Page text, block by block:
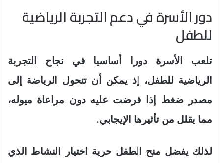
دور الأسرة في دعم التجربة الرياضية
للطفل
تلعب الأسرة دورا أساسيا في نجاح التجربة
الرياضية للطفل، إذ يمكن أن تتحول الرياضة إلى
مصدر ضغط إذا فرضت عليه دون مراعاة ميوله،
مما يقلل من تأثيرها الإيجابي.
لذلك يفضل منح الطفل حرية اختيار النشاط الذي